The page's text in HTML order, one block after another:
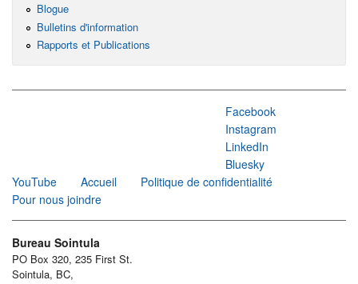
Blogue
Bulletins d'information
Rapports et Publications
Facebook
Instagram
LinkedIn
Bluesky
YouTube
Accueil
Politique de confidentialité
Pour nous joindre
Bureau Sointula
PO Box 320, 235 First St.
Sointula, BC,